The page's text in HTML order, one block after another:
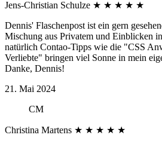
Jens-Christian Schulze ★ ★ ★ ★ ★
Dennis' Flaschenpost ist ein gern
Mischung aus Privatem und Einblicken
natürlich Contao-Tipps wie die "CSS
Verliebte" bringen viel Sonne in mein
Danke, Dennis!
21. Mai 2024
CM
Christina Martens ★ ★ ★ ★ ★